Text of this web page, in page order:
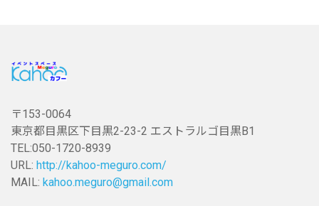
〒153-0064
東京都目黒区下目黒2-23-2 エストラルゴ目黒B1
TEL:050-1720-8939
URL: http://kahoo-meguro.com/
MAIL: kahoo.meguro@gmail.com